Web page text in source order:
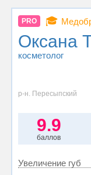
PRO 🎓
Оксана
косметолог
р-н. Пересыпский
9.9
баллов
Увеличение губ